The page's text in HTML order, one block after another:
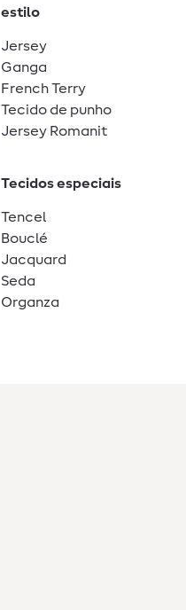
estilo
Jersey
Ganga
French Terry
Tecido de punho
Jersey Romanit
Tecidos especiais
Tencel
Bouclé
Jacquard
Seda
Organza